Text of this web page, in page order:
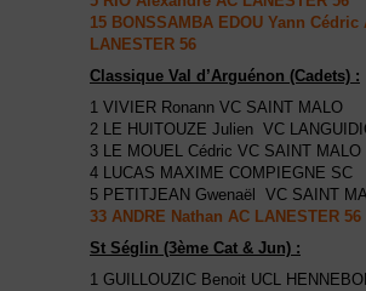
15 BONSSAMBA EDOU Yann Cédric
LANESTER 56
Classique Val d’Arguénon (Cadets) :
1 VIVIER Ronann VC SAINT MALO
2 LE HUITOUZE Julien VC
3 LE MOUEL Cédric VC SAINT MALO
4 LUCAS MAXIME COMPIEGNE SC
5 PETITJEAN Gwenaël VC SAINT
33 ANDRE Nathan AC LANESTER 56
St Séglin (3ème Cat & Jun) :
1 GUILLOUZIC Benoit UCL